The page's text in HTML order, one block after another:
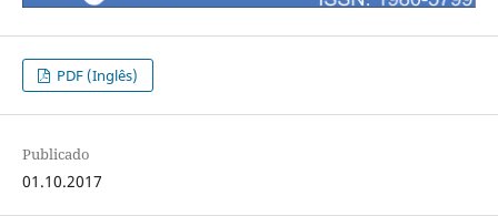
PDF (Inglês)
Publicado
01.10.2017